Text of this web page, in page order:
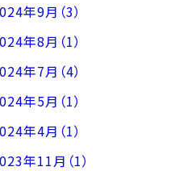
年9月（3）
年8月（1）
年7月（4）
年5月（1）
年4月（1）
年11月（1）